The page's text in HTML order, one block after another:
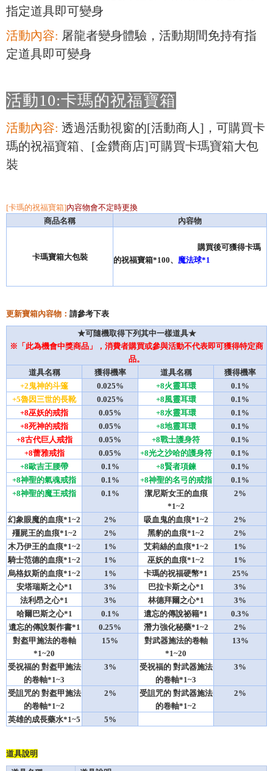
指定道具即可變身
活動內容: 屠龍者變身體驗，活動期間免持有指
定道具即可變身
活動10:卡瑪的祝福寶箱
活動內容: 透過活動視窗的[活動商人]，可購買卡
瑪的祝福寶箱、[金鑽商店]可購買卡瑪寶箱大包
裝
[卡瑪的祝福寶箱]內容物會不定時更換
商品名稱
內容物
卡瑪寶箱大包裝
的祝福寶箱*100、 魔法球*1
更新寶箱內容物： 請參考下表
★可隨機取得下列其中一樣道具★
※「此為機會中獎商品」，消費者購買或參與活動不代表即可獲得特定商
品。
道具名稱
獲得機率 道具名稱
獲得機率
+2鬼神的斗篷
0.025% +8火靈耳環
0.1%
+5魯因三世的長靴
0.025% +8風靈耳環
0.1%
+8巫妖的戒指
0.05% +8水靈耳環
0.1%
+8死神的戒指
0.05% +8地靈耳環
0.1%
+8古代巨人戒指
0.05% +8戰士護身符
0.1%
+8蕾雅戒指
0.05% +8光之沙哈的護身符
0.1%
+8歐吉王腰帶
0.1% +8賢者項鍊
0.1%
+8神聖的氣魂戒指
0.1% +8神聖的名弓的戒指
0.1%
+8神聖的魔王戒指
0.1%
潔尼斯女王的血痕
*1~2
2%
幻象眼魔的血痕*1~2 2% 吸血鬼的血痕*1~2
2%
殭屍王的血痕*1~2
2% 黑豹的血痕*1~2
2%
木乃伊王的血痕*1~2
1% 艾莉絲的血痕*1~2
1%
騎士范德的血痕*1~2
1% 巫妖的血痕*1~2
1%
烏格奴斯的血痕*1~2
1% 卡瑪的祝福硬幣*1
25%
安塔瑞斯之心*1
3% 巴拉卡斯之心*1
3%
法利昂之心*1
3% 林德拜爾之心*1
3%
哈爾巴斯之心*1
0.1% 遺忘的傳說祕籍*1
0.3%
遺忘的傳說製作書*1
0.25% 潛力強化秘藥*1~2
2%
對盔甲施法的卷軸
*1~20
15%
對武器施法的卷軸
*1~20
13%
受祝福的 對盔甲施法
的卷軸*1~3
3%
受祝福的 對武器施法
的卷軸*1~3
3%
受詛咒的 對盔甲施法
的卷軸*1~2
2%
受詛咒的 對武器施法
的卷軸*1~2
2%
英雄的成長藥水*1~5 5%
道具說明